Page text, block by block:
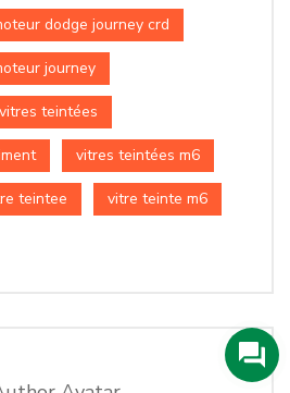
dodge journey crd
journey
vitres teintées
vitres teintées m6
teintee vitre teinte m6